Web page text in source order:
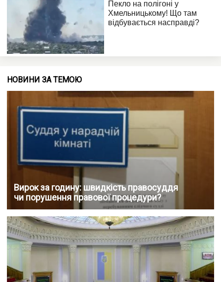
НОВИНИ ЗА ТЕМОЮ
Вирок за годину: швидкість правосуддя
чи порушення правової процедури?